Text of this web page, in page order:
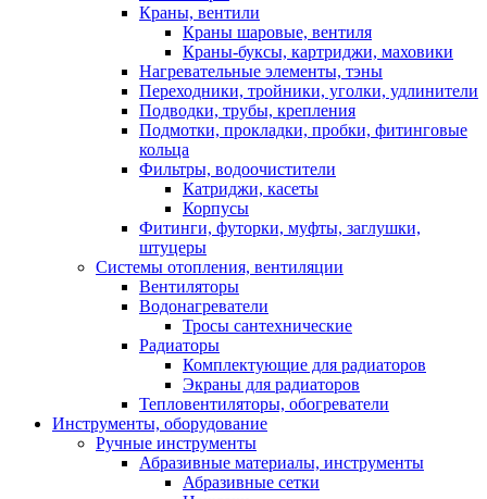
Краны, вентили
Краны шаровые, вентиля
Краны-буксы, картриджи, маховики
Нагревательные элементы, тэны
Переходники, тройники, уголки, удлинители
Подводки, трубы, крепления
Подмотки, прокладки, пробки, фитинговые
кольца
Фильтры, водоочистители
Катриджи, касеты
Корпусы
Фитинги, футорки, муфты, заглушки,
штуцеры
Системы отопления, вентиляции
Вентиляторы
Водонагреватели
Тросы сантехнические
Радиаторы
Комплектующие для радиаторов
Экраны для радиаторов
Тепловентиляторы, обогреватели
Инструменты, оборудование
Ручные инструменты
Абразивные материалы, инструменты
Абразивные сетки